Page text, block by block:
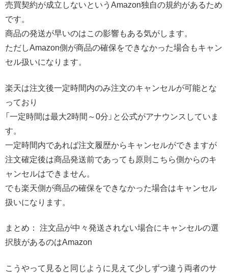
売買契約が成立しないというAmazon独自の規約があるため
です。
商品の発送が早いのはこの影響もある気がします。
ただしAmazon側が商品の確保をできなかった場合もキャン
セル扱いになります。
楽天は注文後一定時間内のみ注文のキャンセルが可能とな
っており
「一定時間は最大2時間～0分」と公式がアナウンスしていま
す。
一定時間内であれば注文履歴からキャンセルができますが
注文確定後は商品発送前であっても原則こちら側からのキ
ャンセルはできません。
でも楽天側が商品の確保をできなかった場合はキャンセル
扱いになります。
まとめ： 注文品が中々発送されない場合にキャンセルの選
択肢があるのはAmazon
こうやって見ると同じように見えて少しずつ違う両者のサ